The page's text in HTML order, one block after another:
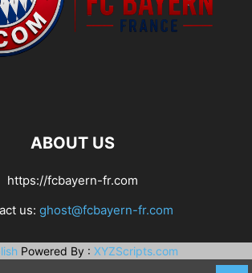
ABOUT US
https://fcbayern-fr.com
us: ghost@fcbayern-fr.com
Powered By : XYZScripts.com